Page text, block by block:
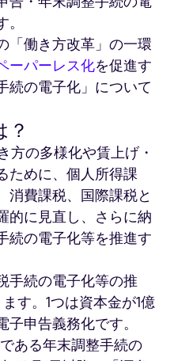
「働き方改革」の一環
ーパーレス化を促進す
続の電子化」について
？
方の多様化や賃上げ・
ために、個人所得課
消費課税、国際課税と
的に見直し、さらに納
続の電子化等を推進す
手続の電子化等の推
す。1つは資本金が1億
申告義務化です。
ある年末調整手続の